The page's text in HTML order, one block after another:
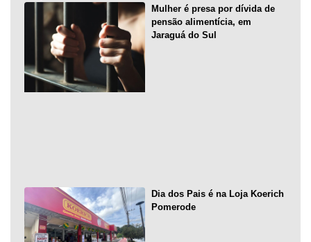
Mulher é presa por dívida de
pensão alimentícia, em
Jaraguá do Sul
Dia dos Pais é na Loja Koerich
Pomerode